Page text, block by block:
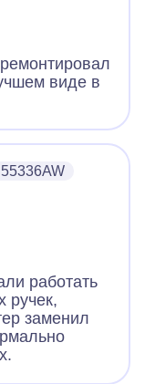
виде в
работать
ручек,
заменил